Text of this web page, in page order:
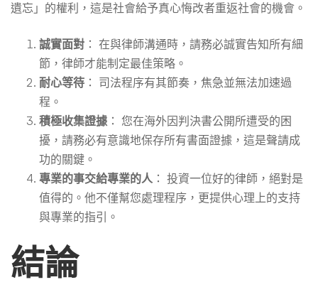
遺忘」的權利，這是社會給予真心悔改者重返社會的機會。
誠實面對 ： 在與律師溝通時，請務必誠實告知所有細
節，律師才能制定最佳策略。
耐心等待 ： 司法程序有其節奏，焦急並無法加速過
程。
積極收集證據 ： 您在海外因判決書公開所遭受的困
擾，請務必有意識地保存所有書面證據，這是聲請成
功的關鍵。
專業的事交給專業的人 ： 投資一位好的律師，絕對是
值得的。他不僅幫您處理程序，更提供心理上的支持
與專業的指引。
結論